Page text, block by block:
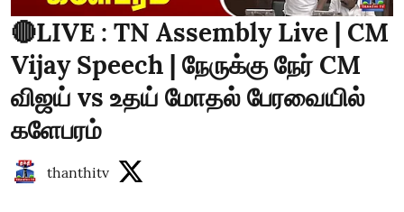
🔴LIVE : TN Assembly Live | CM
Vijay Speech | நேருக்கு நேர் CM
விஜய் vs உதய் மோதல் பேரவையில்
களேபரம்
thanthitv